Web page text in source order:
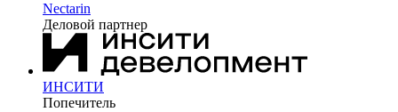
Nectarin
Деловой партнер
ИНСИТИ
Попечитель